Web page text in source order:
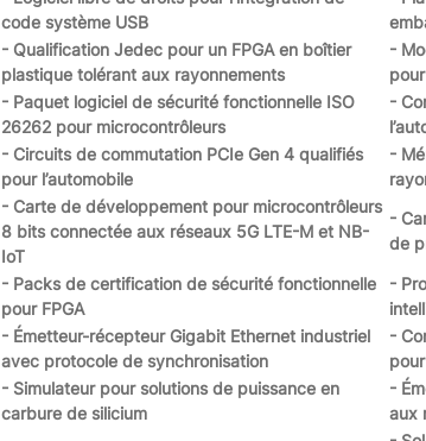
code système USB
- Qualification Jedec pour un FPGA en boîtier
plastique tolérant aux rayonnements
-
- Paquet logiciel de sécurité fonctionnelle ISO
26262 pour microcontrôleurs
-
- Circuits de commutation PCIe Gen 4 qualifiés
pour l’automobile
-
- Carte de développement pour microcontrôleurs
8 bits connectée aux réseaux 5G LTE-M et NB-
IoT
-
de
- Packs de certification de sécurité fonctionnelle
pour FPGA
-
- Émetteur-récepteur Gigabit Ethernet industriel
avec protocole de synchronisation
-
- Simulateur pour solutions de puissance en
carbure de silicium
-
aux